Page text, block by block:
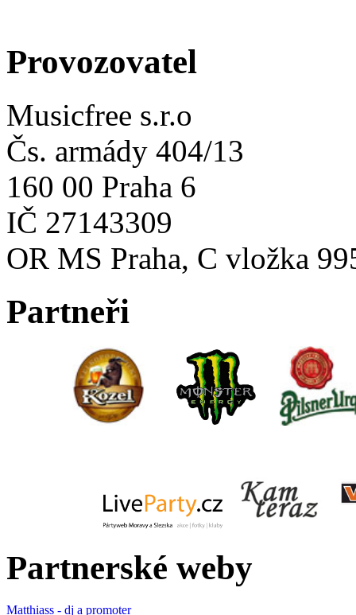
Provozovatel
Musicfree s.r.o
Čs. armády 404/13
160 00 Praha 6
IČ 27143309
OR MS Praha, C vložka
Partneři
Partnerské weby
Matthiass - dj a promoter